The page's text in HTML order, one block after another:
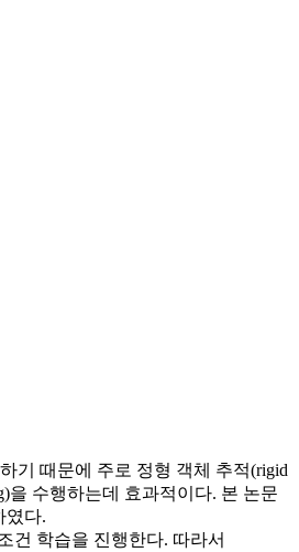
기 때문에 주로 정형 객체 추적(rigid
을 수행하는데 효과적이다. 본 논문
였다.
건 학습을 진행한다. 따라서